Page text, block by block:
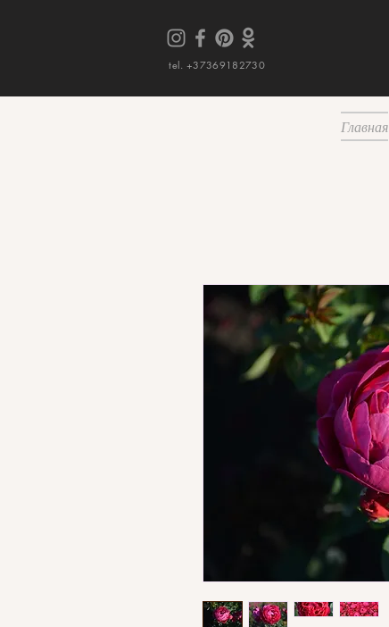
tel. +37369182730
Главная